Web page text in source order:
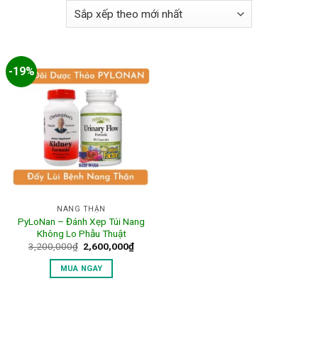
-19%
NANG THẬN
PyLoNan – Đánh Xẹp Túi Nang
Không Lo Phẫu Thuật
3,200,000₫ Giá
gốc
là:
3,200,000₫.
2,600,000₫Giá
MUA NGAY